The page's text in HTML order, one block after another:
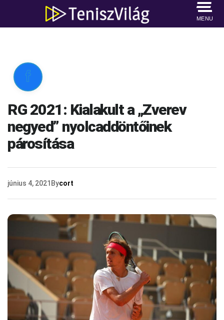
MENU

RG 2021: Kialakult a „Zverev
negyed” nyolcaddöntőinek
párosítása
június 4, 2021 Bycort